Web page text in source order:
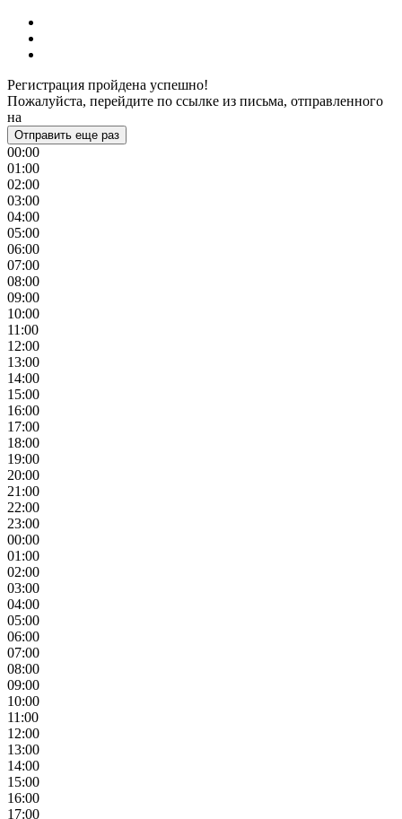
Регистрация пройдена успешно!
Пожалуйста, перейдите по ссылке из письма, отправленного
на
Отправить еще раз
00:00
01:00
02:00
03:00
04:00
05:00
06:00
07:00
08:00
09:00
10:00
11:00
12:00
13:00
14:00
15:00
16:00
17:00
18:00
19:00
20:00
21:00
22:00
23:00
00:00
01:00
02:00
03:00
04:00
05:00
06:00
07:00
08:00
09:00
10:00
11:00
12:00
13:00
14:00
15:00
16:00
17:00